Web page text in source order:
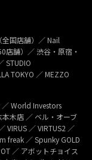
国店舗）／ Nail
店舗）／ 渋谷・原宿・
STUDIO
TOKYO ／ MEZZO
／ World Investors
本木店 ／ ベル・オーブ
／ VIRTUS2 ／
freak ／ Spunky GOLD
／ アボットチョイス